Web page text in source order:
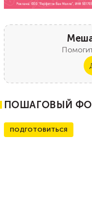
ПОШАГОВЫЙ
ПОДГОТОВИТЬСЯ